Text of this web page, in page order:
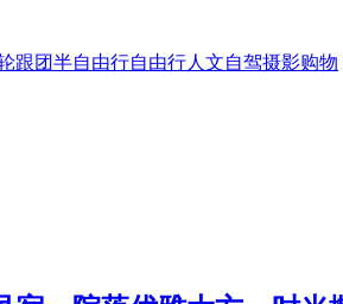
跟团半自由行自由行人文自驾摄影购物